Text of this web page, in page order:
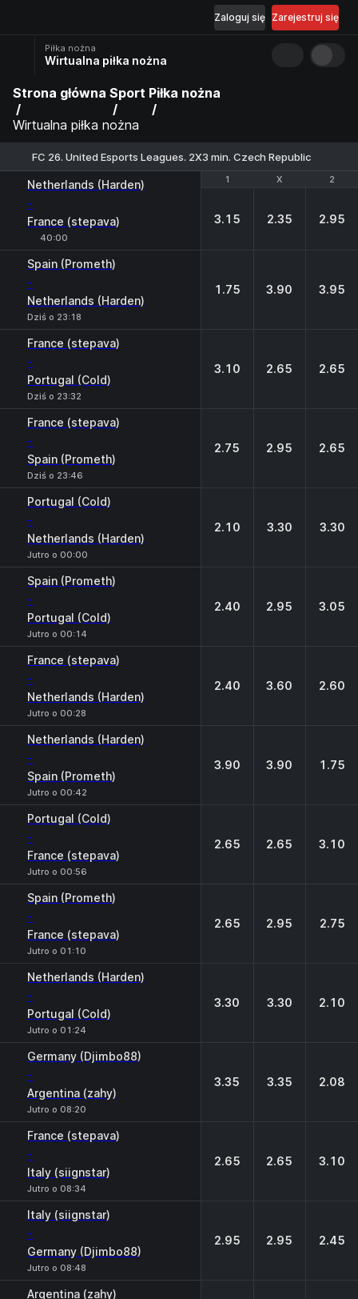
Zarejestruj się
Zaloguj się
Piłka nożna
Wirtualna piłka nożna
Strona główna Sport Piłka nożna
Wirtualna piłka nożna
FC 26. United Esports Leagues. 2X3 min. Czech Republic
1 X 2
Netherlands (Harden)
-
France (stepava)
40:00
1 X 2
3.15 2.35 2.95
Spain (Prometh)
-
Netherlands (Harden)
Dziś o 23:18
1.75 3.90 3.95
France (stepava)
-
Portugal (Cold)
Dziś o 23:32
3.10 2.65 2.65
France (stepava)
-
Spain (Prometh)
Dziś o 23:46
2.75 2.95 2.65
Portugal (Cold)
-
Netherlands (Harden)
Jutro o 00:00
2.10 3.30 3.30
Spain (Prometh)
-
Portugal (Cold)
Jutro o 00:14
2.40 2.95 3.05
France (stepava)
-
Netherlands (Harden)
Jutro o 00:28
2.40 3.60 2.60
Netherlands (Harden)
-
Spain (Prometh)
Jutro o 00:42
3.90 3.90 1.75
Portugal (Cold)
-
France (stepava)
Jutro o 00:56
2.65 2.65 3.10
Spain (Prometh)
-
France (stepava)
Jutro o 01:10
2.65 2.95 2.75
Netherlands (Harden)
-
Portugal (Cold)
Jutro o 01:24
3.30 3.30 2.10
Germany (Djimbo88)
-
Argentina (zahy)
Jutro o 08:20
3.35 3.35 2.08
France (stepava)
-
Italy (siignstar)
Jutro o 08:34
2.65 2.65 3.10
Italy (siignstar)
-
Germany (Djimbo88)
Jutro o 08:48
2.95 2.95 2.45
Argentina (zahy)